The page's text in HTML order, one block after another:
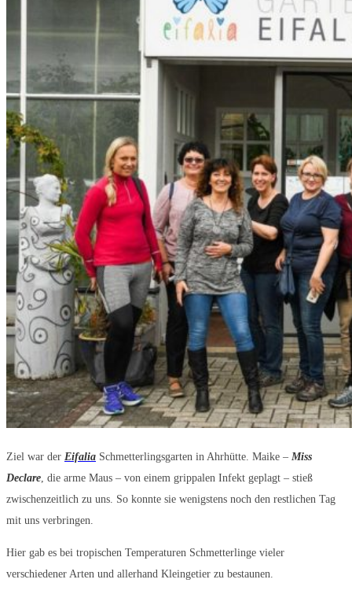
Ziel war der Eifalia Schmetterlingsgarten in Ahrhütte. Maike – Miss
Declare , die arme Maus – von einem grippalen Infekt geplagt – stieß
zwischenzeitlich zu uns. So konnte sie wenigstens noch den restlichen Tag
mit uns verbringen.
Hier gab es bei tropischen Temperaturen Schmetterlinge vieler
verschiedener Arten und allerhand Kleingetier zu bestaunen.